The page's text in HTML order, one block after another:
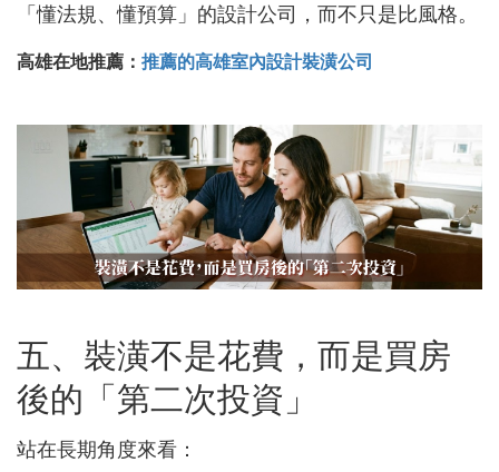
「懂法規、懂預算」的設計公司，而不只是比風格。
高雄在地推薦： 推薦的高雄室內設計裝潢公司
五、裝潢不是花費，而是買房
後的「第二次投資」
站在長期角度來看：